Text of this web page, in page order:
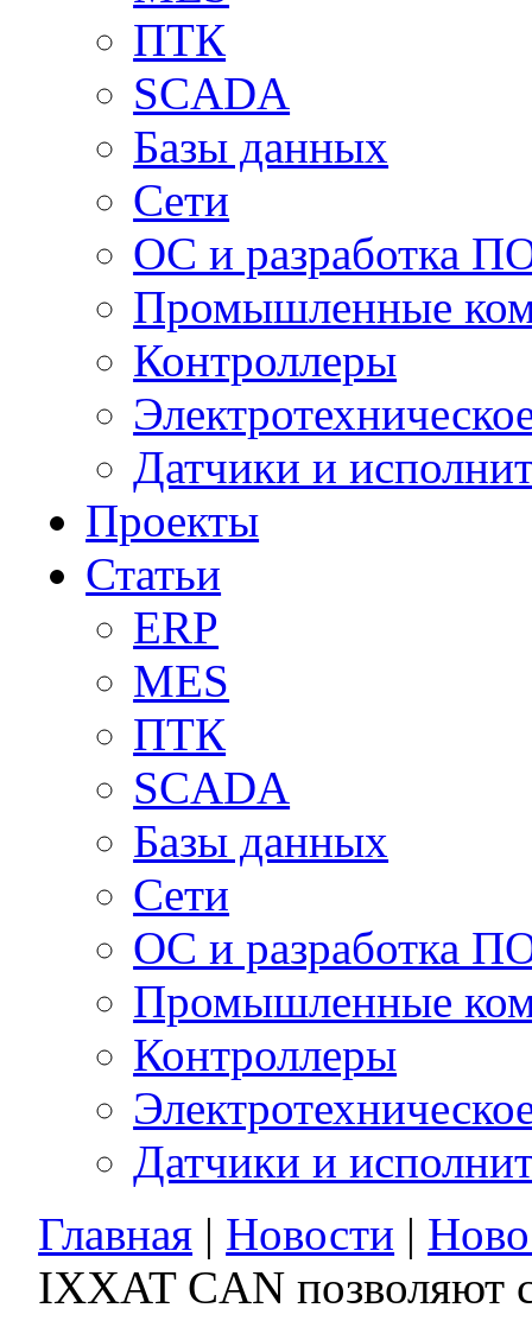
ПТК
SCADA
Базы данных
Сети
ОС и разработка
Промышленные
Контроллеры
Датчики и
Проекты
Статьи
ERP
MES
ПТК
SCADA
Базы данных
Сети
ОС и разработка
Промышленные
Контроллеры
Датчики и
Главная | Новости |
IXXAT CAN позволяют